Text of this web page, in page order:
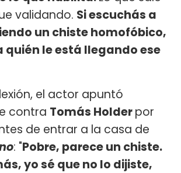
validando. Si escuchás a
un chiste homofóbico,
quién le está llegando ese
el actor apuntó
contra Tomás Holderpor
de entrar a la casa de
: "Pobre, parece un chiste.
yo sé que no lo dijiste,